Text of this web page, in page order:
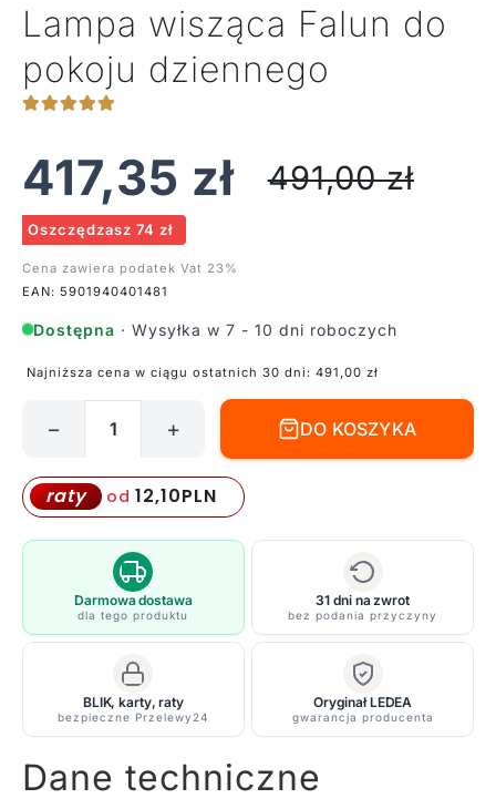
Lampa wisząca Falun do
pokoju dziennego
417,35 zł 491,00zł
Oszczędzasz 74 zł
Cena zawiera podatek Vat 23%
EAN: 5901940401481
Dostępna · Wysyłka w 7 - 10 dni roboczych
Najniższa cena w ciągu ostatnich 30 dni: 491,00 zł
wisząca
Falun
do
dziennego
− + DO KOSZYKA
raty od 12,10PLN
Darmowa dostawa
dla tego produktu
31 dni na zwrot
bez podania przyczyny
BLIK, karty, raty
bezpieczne Przelewy24
Oryginał LEDEA
gwarancja producenta
Dane techniczne